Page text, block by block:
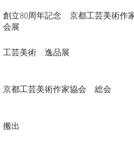
創立80周年記念 京都工芸美術作
会展
工芸美術 逸品展
京都工芸美術作家協会 総会
搬出